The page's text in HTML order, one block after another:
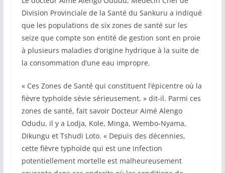
Division Provinciale de la Santé du Sankuru a indiqué
que les populations de six zones de santé sur les
seize que compte son entité de gestion sont en proie
à plusieurs maladies d’origine hydrique à la suite de
la consommation d’une eau impropre.
« Ces Zones de Santé qui constituent l’épicentre où la
fièvre typhoïde sévie sérieusement, » dit-il. Parmi ces
zones de santé, fait savoir Docteur Aimé Alengo
Odudu, il y a Lodja, Kole, Minga, Wembo-Nyama,
Dikungu et Tshudi Loto. « Depuis des décennies,
cette fièvre typhoïde qui est une infection
potentiellement mortelle est malheureusement